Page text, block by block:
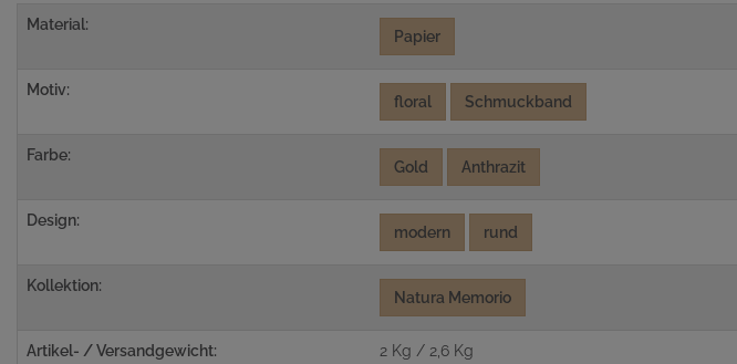
Material:
Papier
Motiv:
floral Schmuckband
Farbe:
Gold Anthrazit
Design:
modern rund
Kollektion:
Natura Memorio
Artikel- / Versandgewicht: 2 Kg / 2,6 Kg